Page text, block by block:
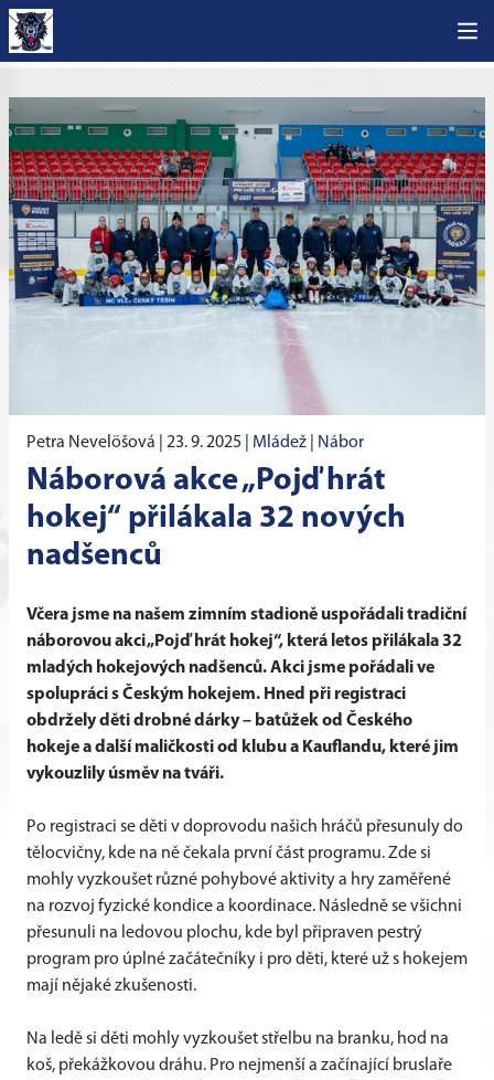
Petra Nevelöšová | 23. 9. 2025 Mládež Nábor
Náborová akce „Pojď hrát
hokej“ přilákala 32 nových
nadšenců
Včera jsme na našem zimním stadioně uspořádali tradiční
náborovou akci „Pojď hrát hokej“, která letos přilákala 32
mladých hokejových nadšenců. Akci jsme pořádali ve
spolupráci s Českým hokejem. Hned při registraci
obdržely děti drobné dárky – batůžek od Českého
hokeje a další maličkosti od klubu a Kauflandu, které jim
vykouzlily úsměv na tváři.
Po registraci se děti v doprovodu našich hráčů přesunuly do
tělocvičny, kde na ně čekala první část programu. Zde si
mohly vyzkoušet různé pohybové aktivity a hry zaměřené
na rozvoj fyzické kondice a koordinace. Následně se všichni
přesunuli na ledovou plochu, kde byl připraven pestrý
program pro úplné začátečníky i pro děti, které už s hokejem
mají nějaké zkušenosti.
Na ledě si děti mohly vyzkoušet střelbu na branku, hod na
koš, překážkovou dráhu. Pro nejmenší a začínající bruslaře